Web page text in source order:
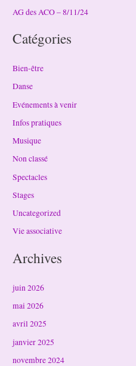
AG des ACO – 8/11/24
Catégories
Bien-être
Danse
Evénements à venir
Infos pratiques
Musique
Non classé
Spectacles
Stages
Uncategorized
Vie associative
Archives
juin 2026
mai 2026
avril 2025
janvier 2025
novembre 2024